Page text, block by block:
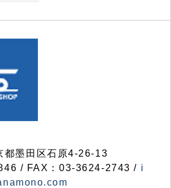
墨田区石原4-26-13
/ FAX：03-3624-2743 / i